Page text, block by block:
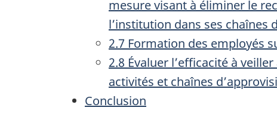
mesure visant à éliminer le
l’institution dans ses chaînes
2.7 Formation des employés
2.8 Évaluer l’efficacité à
activités et chaînes
Conclusion